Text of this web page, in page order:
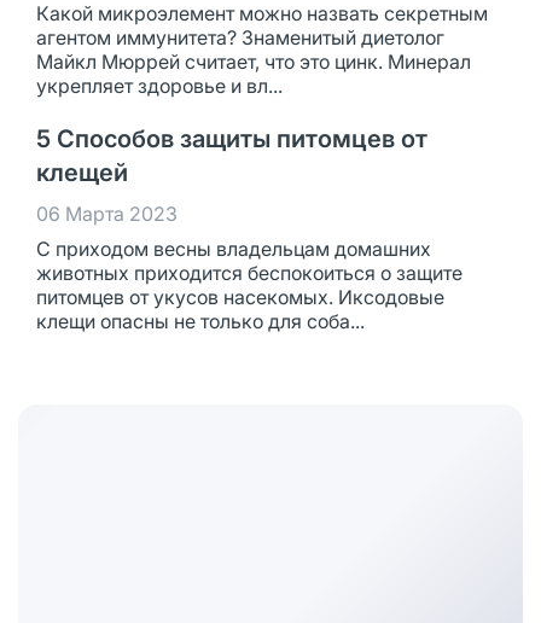
Какой микроэлемент можно назвать секретным
агентом иммунитета? Знаменитый диетолог
Майкл Мюррей считает, что это цинк. Минерал
укрепляет здоровье и вл...
5 Способов защиты питомцев от
клещей
06 Марта 2023
С приходом весны владельцам домашних
животных приходится беспокоиться о защите
питомцев от укусов насекомых. Иксодовые
клещи опасны не только для соба...